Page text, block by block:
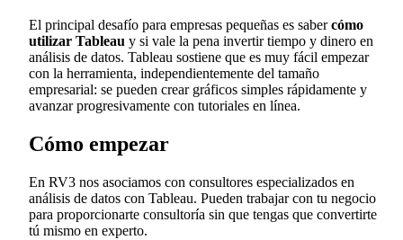
El principal desafío para empresas pequeñas es sabercómo
utilizar Tableau y si vale la pena invertir tiempo y dinero en
análisis de datos. Tableau sostiene que es muy fácil empezar
con la herramienta, independientemente del tamaño
empresarial: se pueden crear gráficos simples rápidamente y
avanzar progresivamente con tutoriales en línea.
Cómo empezar
En RV3 nos asociamos con consultores especializados en
análisis de datos con Tableau. Pueden trabajar con tu negocio
para proporcionarte consultoría sin que tengas que convertirte
tú mismo en experto.